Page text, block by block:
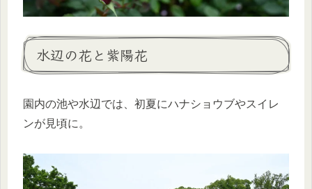
水辺の花と紫陽花
園内の池や水辺では、初夏にハナショウブやスイレ
ンが見頃に。